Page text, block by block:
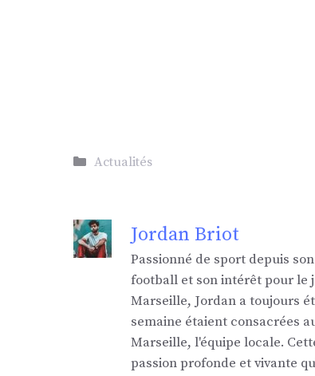
Catégories
Actualités
Jordan Briot
Passionné de sport depuis
football et son intérêt pour le
Marseille, Jordan a toujours
semaine étaient consacrées
Marseille, l'équipe locale.
passion profonde et vivante